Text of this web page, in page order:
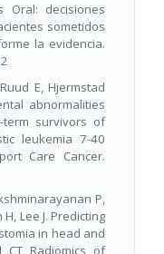
Oral: decisiones
sometidos
la evidencia.
E, Hjermstad
abnormalities
survivors of
leukemia 7-40
Care Cancer.
P,
H, Lee J. Predicting
in head and